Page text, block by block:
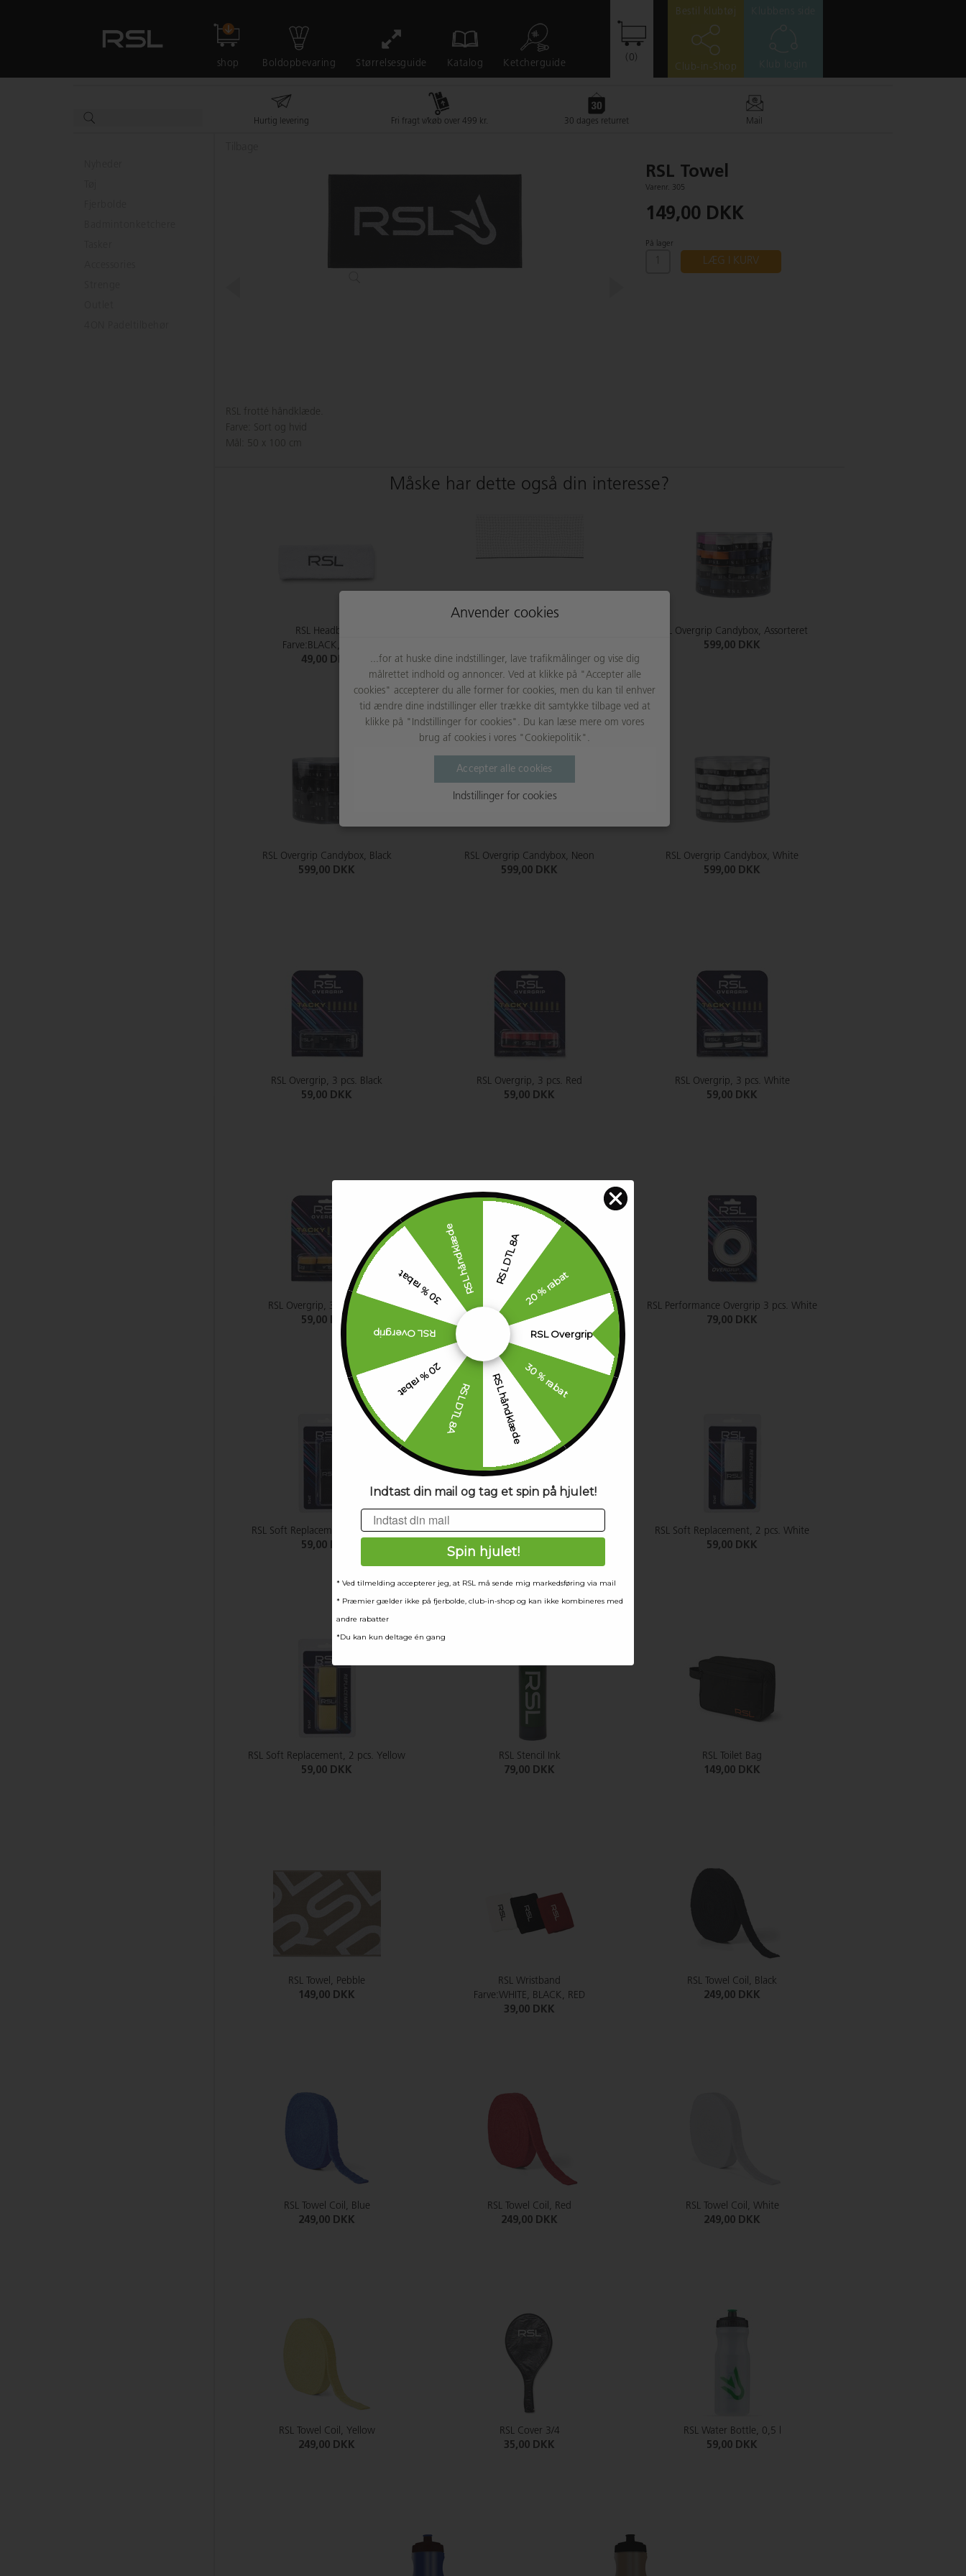
shop Boldopbevaring Størrelsesguide Katalog Ketcherguide
(0)
Bestil klubtøj
Club-in-Shop
Hurtig levering Fri fragt v/køb over 499 kr. 30 dages returret Mail
RSL frotté håndklæde.
Farve: Sort og hvid
Mål: 50 x 100 cm
RSL Towel
Varenr. 305
149,00 DKK
På lager
LÆG I KURV
Måske har dette også din interesse?
RSL Headband
Farve:BLACK, WHITE
49,00 DKK
RSL Overgrip Candybox, Assorteret
599,00 DKK
RSL Overgrip Candybox, Black
599,00 DKK
RSL Overgrip Candybox, Neon
599,00 DKK
RSL Overgrip Candybox, White
599,00 DKK
RSL Overgrip, 3 pcs. Black
59,00 DKK
RSL Overgrip, 3 pcs. Red
59,00 DKK
RSL Overgrip, 3 pcs. White
59,00 DKK
RSL Overgrip, 3 pcs. Yellow
59,00 DKK
RSL Performance Overgrip 3 pcs. Black
79,00 DKK
RSL Performance Overgrip 3 pcs. White
79,00 DKK
RSL Soft Replacement, 2 pcs. Black
59,00 DKK
RSL Soft Replacement, 2 pcs. Red
59,00 DKK
RSL Soft Replacement, 2 pcs. White
59,00 DKK
RSL Soft Replacement, 2 pcs. Yellow
59,00 DKK
RSL Stencil Ink
79,00 DKK
RSL Toilet Bag
149,00 DKK
RSL Towel, Pebble
149,00 DKK
RSL Wristband
Farve:WHITE, BLACK, RED
39,00 DKK
RSL Towel Coil, Black
249,00 DKK
RSL Towel Coil, Blue
249,00 DKK
RSL Towel Coil, Red
249,00 DKK
RSL Towel Coil, White
249,00 DKK
RSL Towel Coil, Yellow
249,00 DKK
RSL Cover 3/4
35,00 DKK
RSL Water Bottle, 0,5 l
59,00 DKK
Anvender cookies
...for at huske dine indstillinger, lave trafikmålinger og vise dig
målrettet indhold og annoncer. Ved at klikke på "Accepter alle
cookies" accepterer du alle former for cookies, men du kan til enhver
tid ændre dine indstillinger eller trække dit samtykke tilbage ved at
klikke på "Indstillinger for cookies". Du kan læse mere om vores
brug af cookies i vores "Cookiepolitik".
Accepter alle cookies
Indstillinger for cookies
RSL DTL 8A
20 % rabat
RSL Overgrip
30 % rabat
RSL håndklæde
RSL DTL 8A
20 % rabat
RSL Overgrip
30 % rabatRSL håndklæde
Indtast din mail og tag et spin på hjulet!
Email
Spin hjulet!
* Ved tilmelding accepterer jeg, at RSL må sende mig markedsføring via mail
* Præmier gælder ikke på fjerbolde, club-in-shop og kan ikke kombineres med
andre rabatter
*Du kan kun deltage én gang